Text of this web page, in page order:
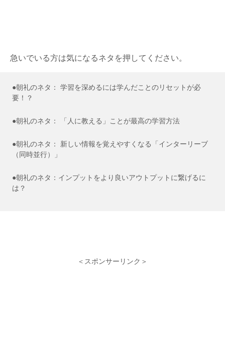
急いでいる方は気になるネタを押してください。
●朝礼のネタ： 学習を深めるには学んだことのリセットが必
要！？
●朝礼のネタ： 「人に教える」ことが最高の学習方法
●朝礼のネタ： 新しい情報を覚えやすくなる「インターリーブ
（同時並行）」
●朝礼のネタ：インプットをより良いアウトプットに繋げるに
は？
＜スポンサーリンク＞